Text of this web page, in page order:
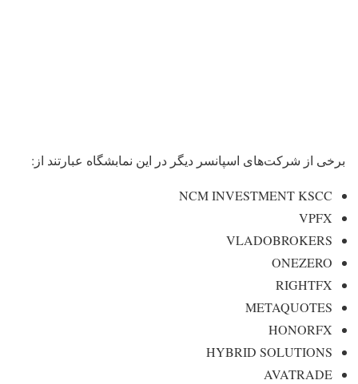
برخی از شرکت‌های اسپانسر دیگر در این نمابشگاه عبارتند از:
NCM INVESTMENT KSCC
VPFX
VLADOBROKERS
ONEZERO
RIGHTFX
METAQUOTES
HONORFX
HYBRID SOLUTIONS
AVATRADE